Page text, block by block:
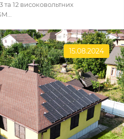
та 12 високовольтних
15.08.2024